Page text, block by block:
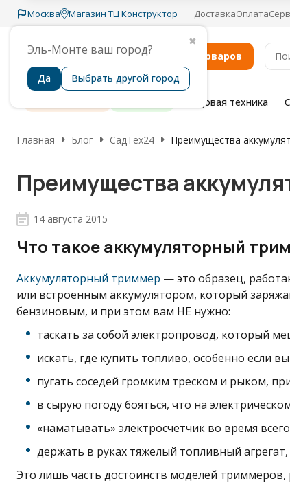
Москва
✖
Эль-Монте ваш город?
Да Выбрать другой город
Магазин ТЦ Конструктор ДоставкаОплата
Каталог товаров
Садовая техника
Главная Блог СадТех24 Преимущества
Преимущества
14 августа 2015
Что такое аккумуляторный
Аккумуляторный триммер — это образец,
или встроенным аккумулятором, который
бензиновым, и при этом вам НЕ нужно:
таскать за собой электропровод, который
искать, где купить топливо, особенно если
пугать соседей громким треском и рыком,
в сырую погоду бояться, что на
«наматывать» электросчетчик во время
держать в руках тяжелый топливный
Это лишь часть достоинств моделей